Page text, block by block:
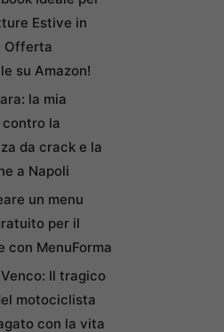
Estive in
Offerta
su Amazon!
la mia
la
da crack e la
a Napoli
un menu
per il
con MenuForma
Il tragico
motociclista
con la vita